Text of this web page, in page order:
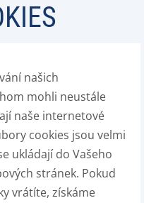
našich
mohli neustále
naše internetové
cookies jsou velmi
ukládají do Vašeho
stránek. Pokud
vrátíte, získáme